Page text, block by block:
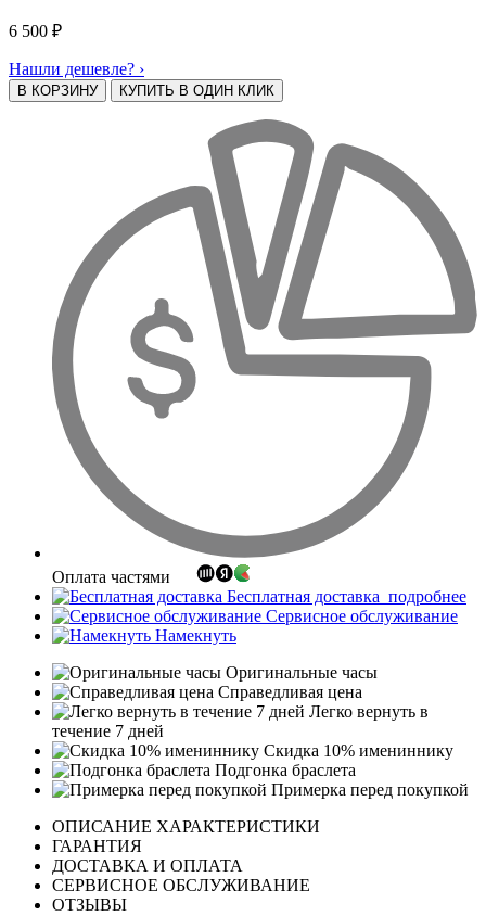
6 500 ₽
Нашли дешевле? ›
В КОРЗИНУ КУПИТЬ В ОДИН КЛИК
Оплата частями
Бесплатная доставка подробнее
Сервисное обслуживание
Намекнуть
Оригинальные часы
Справедливая цена
Легко вернуть в
течение 7 дней
Скидка 10% имениннику
Подгонка браслета
Примерка перед покупкой
ОПИСАНИЕ ХАРАКТЕРИСТИКИ
ГАРАНТИЯ
ДОСТАВКА И ОПЛАТА
СЕРВИСНОЕ ОБСЛУЖИВАНИЕ
ОТЗЫВЫ